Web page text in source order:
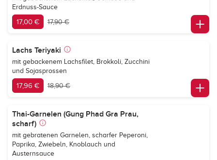
Erdnuss-Sauce
17,00 € 17,90 €
Lachs Teriyaki
mit gebackenem Lachsfilet, Brokkoli, Zucchini
und Sojasprossen
17,96 € 18,90 €
Thai-Garnelen (Gung Phad Gra Prau,
scharf)
mit gebratenen Garnelen, scharfer Peperoni,
Paprika, Zwiebeln, Knoblauch und
Austernsauce